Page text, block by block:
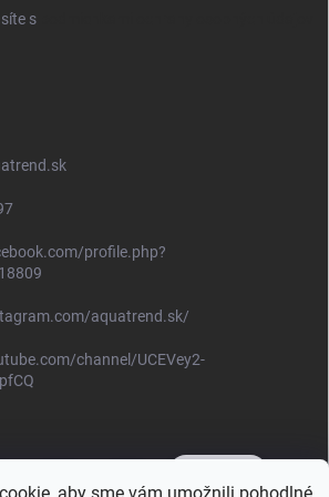
s
profile.php?
aquatrend.sk/
channel/UCEVey2-